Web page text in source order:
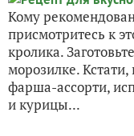
Кому
присмотритесь к
кролика.
морозилке.
фарша-ассорти,
и курицы...